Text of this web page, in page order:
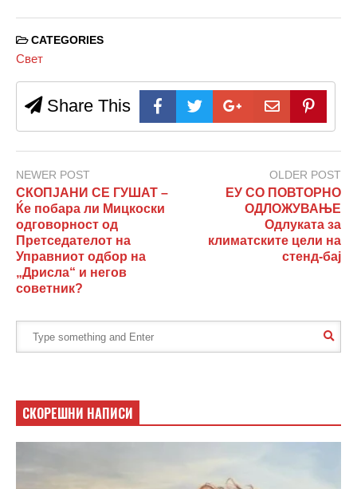
CATEGORIES
Свет
Share This
NEWER POST
СКОПЈАНИ СЕ ГУШАТ –
Ќе побара ли Мицкоски
одговорност од
Претседателот на
Управниот одбор на
„Дрисла“ и негов
советник?
OLDER POST
ЕУ СО ПОВТОРНО
ОДЛОЖУВАЊЕ
Одлуката за
климатските цели на
стенд-бај
СКОРЕШНИ НАПИСИ